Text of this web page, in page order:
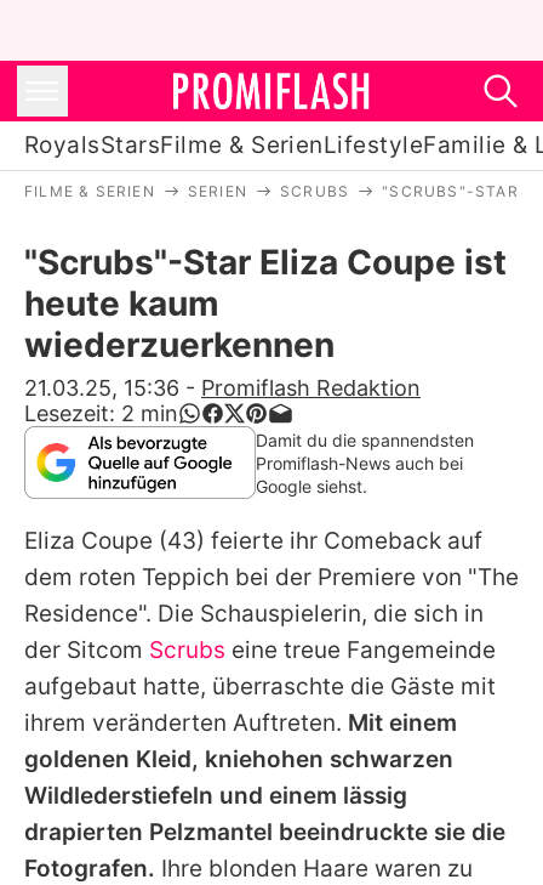
RoyalsStarsFilme & SerienLifestyleFamilie &
Stars
Lifestyle
Familie & Liebe
Promiflash Exklusiv
Alle Themen auf Promiflash
Jobs
App runterladen
Team
Redaktionelle Richtlinien
Impressum
Datenschutzerklärung
FILME & SERIEN SERIEN SCRUBS "SCRUBS"-STAR
"Scrubs"-Star Eliza Coupe ist
heute kaum
wiederzuerkennen
21.03.25, 15:36 - Promiflash Redaktion
Lesezeit: 2 min
Damit du die spannendsten
Promiflash-News auch bei
Google siehst.
Eliza Coupe (43) feierte ihr Comeback auf
dem roten Teppich bei der Premiere von "The
Residence". Die Schauspielerin, die sich in
der Sitcom Scrubs eine treue Fangemeinde
aufgebaut hatte, überraschte die Gäste mit
ihrem veränderten Auftreten. Mit einem
goldenen Kleid, kniehohen schwarzen
Wildlederstiefeln und einem lässig
drapierten Pelzmantel beeindruckte sie die
Fotografen. Ihre blonden Haare waren zu